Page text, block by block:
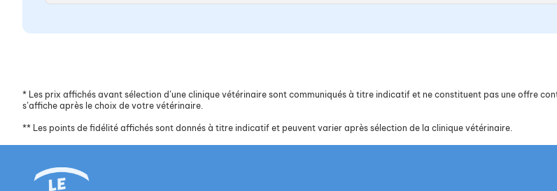
* Les prix affichés avant sélection d’une clinique vétérinaire sont communiqués à titre indicatif et ne constituent pas une offre
s’affiche après le choix de votre vétérinaire.
** Les points de fidélité affichés sont donnés à titre indicatif et peuvent varier après sélection de la clinique vétérinaire.